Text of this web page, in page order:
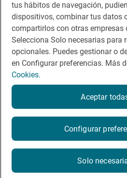
Reserva una mesa
La reserva se realizará en un sitio web
Política de privacidad Política de
Condiciones del servicio
© Repsol S.A. 2000- 2026
tus hábitos de navegación,
dispositivos, combinar tus datos
compartirlos con otras empresas
Selecciona Solo necesarias para
opcionales. Puedes gestionar o
en Configurar preferencias. Más
Cookies.
Configurar
Solo
Aceptar